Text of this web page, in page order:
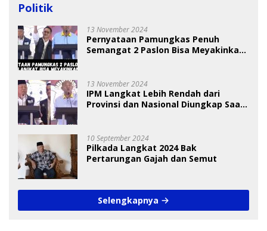
Politik
13 November 2024
Pernyataan Pamungkas Penuh
Semangat 2 Paslon Bisa Meyakinkan
13 November 2024
IPM Langkat Lebih Rendah dari
Provinsi dan Nasional Diungkap Saat
10 September 2024
Pilkada Langkat 2024 Bak
Pertarungan Gajah dan Semut
Selengkapnya